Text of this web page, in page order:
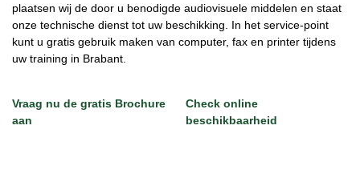
plaatsen wij de door u benodigde audiovisuele middelen en staat
onze technische dienst tot uw beschikking. In het service-point
kunt u gratis gebruik maken van computer, fax en printer tijdens
uw training in Brabant.
Vraag nu de gratis Brochure
aan
Check online
beschikbaarheid